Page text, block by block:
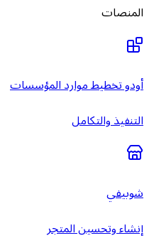
المنصات
أودو تخطيط موارد المؤسسات
التنفيذ والتكامل
شوبيفي
إنشاء وتحسين المتجر